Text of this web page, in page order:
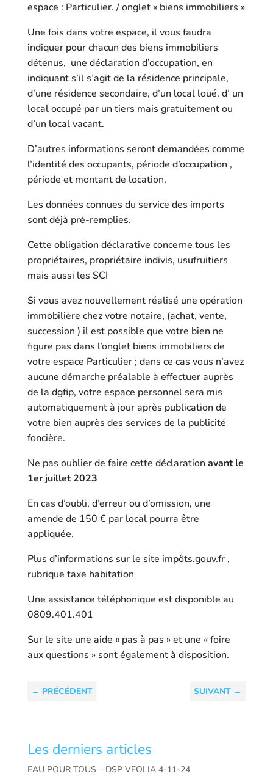
espace : Particulier. / onglet « biens immobiliers »
Une fois dans votre espace, il vous faudra
indiquer pour chacun des biens immobiliers
détenus, une déclaration d’occupation, en
indiquant s’il s’agit de la résidence principale,
d’une résidence secondaire, d’un local loué, d’ un
local occupé par un tiers mais gratuitement ou
d’un local vacant.
D’autres informations seront demandées comme
l’identité des occupants, période d’occupation ,
période et montant de location,
Les données connues du service des imports
sont déjà pré-remplies.
Cette obligation déclarative concerne tous les
propriétaires, propriétaire indivis, usufruitiers
mais aussi les SCI
Si vous avez nouvellement réalisé une opération
immobilière chez votre notaire, (achat, vente,
succession ) il est possible que votre bien ne
figure pas dans l’onglet biens immobiliers de
votre espace Particulier ; dans ce cas vous n’avez
aucune démarche préalable à effectuer auprès
de la dgfip, votre espace personnel sera mis
automatiquement à jour après publication de
votre bien auprès des services de la publicité
foncière.
Ne pas oublier de faire cette déclaration avant le
1er juillet 2023
En cas d’oubli, d’erreur ou d’omission, une
amende de 150 € par local pourra être
appliquée.
Plus d’informations sur le site impôts.gouv.fr ,
rubrique taxe habitation
Une assistance téléphonique est disponible au
0809.401.401
Sur le site une aide « pas à pas » et une « foire
aux questions » sont également à disposition.
← PRÉCÉDENT SUIVANT →
Les derniers articles
EAU POUR TOUS – DSP VEOLIA 4-11-24